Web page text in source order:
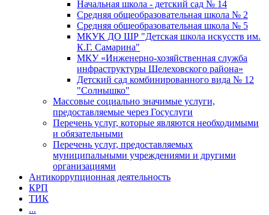
Начальная школа - детский сад № 14
Средняя общеобразовательная школа № 2
Средняя общеобразовательная школа № 5
МКУК ДО ШР "Детская школа искусств им.
К.Г. Самарина"
МКУ «Инженерно-хозяйственная служба
инфраструктуры Шелеховского района»
Детский сад комбинированного вида № 12
"Солнышко"
Массовые социально значимые услуги,
предоставляемые через Госуслуги
Перечень услуг, которые являются необходимыми
и обязательными
Перечень услуг, предоставляемых
муниципальными учреждениями и другими
организациями
Антикоррупционная деятельность
КРП
ТИК
...